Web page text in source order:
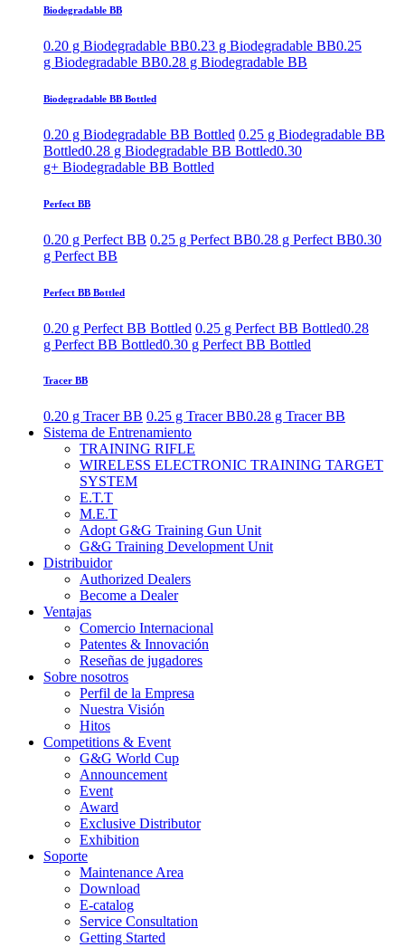
Biodegradable BB
0.20 g Biodegradable BB0.23 g Biodegradable BB0.25
g Biodegradable BB0.28 g Biodegradable BB
Biodegradable BB Bottled
0.20 g Biodegradable BB Bottled 0.25 g Biodegradable BB
Bottled0.28 g Biodegradable BB Bottled0.30
g+ Biodegradable BB Bottled
Perfect BB
0.20 g Perfect BB 0.25 g Perfect BB0.28 g Perfect BB0.30
g Perfect BB
Perfect BB Bottled
0.20 g Perfect BB Bottled 0.25 g Perfect BB Bottled0.28
g Perfect BB Bottled0.30 g Perfect BB Bottled
Tracer BB
0.20 g Tracer BB 0.25 g Tracer BB0.28 g Tracer BB
Sistema de Entrenamiento
TRAINING RIFLE
WIRELESS ELECTRONIC TRAINING TARGET
SYSTEM
E.T.T
M.E.T
Adopt G&G Training Gun Unit
G&G Training Development Unit
Distribuidor
Authorized Dealers
Become a Dealer
Ventajas
Comercio Internacional
Patentes & Innovación
Reseñas de jugadores
Sobre nosotros
Perfil de la Empresa
Nuestra Visión
Hitos
Competitions & Event
G&G World Cup
Announcement
Event
Award
Exclusive Distributor
Exhibition
Soporte
Maintenance Area
Download
E-catalog
Service Consultation
Getting Started